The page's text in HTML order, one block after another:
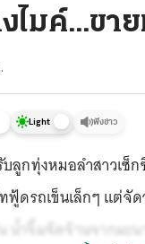
งไมค์...ขา
Light ฟังข่าว
ลูกทุ่งหมอลำสาวเซ็
ดรถเข็นเล็กๆ แต่จั
ำจิ้มจัดจ้านจากมะน